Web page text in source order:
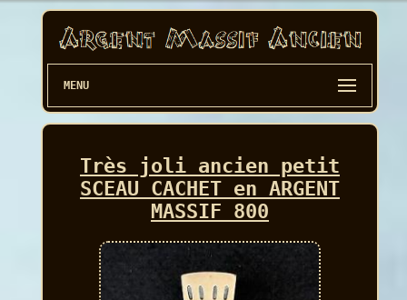
MENU
Très joli ancien petit
SCEAU CACHET en ARGENT
MASSIF 800